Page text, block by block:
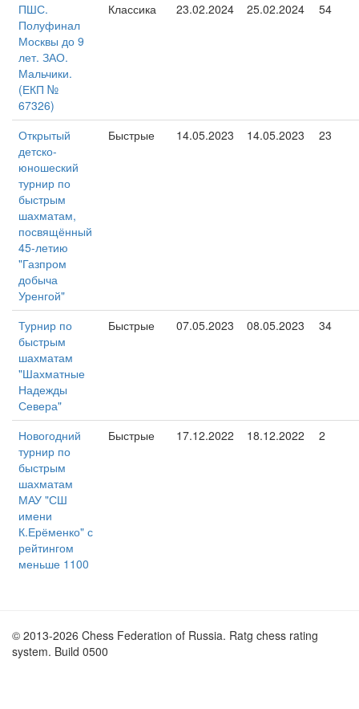
ПШС.
Полуфинал
Москвы до 9
лет. ЗАО.
Мальчики.
(ЕКП №
67326)
Классика 23.02.2024 25.02.2024 54
Открытый
детско-
юношеский
турнир по
быстрым
шахматам,
посвящённый
45-летию
"Газпром
добыча
Уренгой"
Быстрые 14.05.2023 14.05.2023 23
Турнир по
быстрым
шахматам
"Шахматные
Надежды
Севера"
Быстрые 07.05.2023 08.05.2023 34
Новогодний
турнир по
быстрым
шахматам
МАУ "СШ
имени
К.Ерёменко" с
рейтингом
меньше 1100
Быстрые 17.12.2022 18.12.2022 2
© 2013-2026 Chess Federation of Russia. Ratg chess rating
system. Build 0500